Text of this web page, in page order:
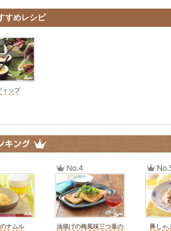
すめレシピ
ィップ
ナムル
油揚げの梅風味三つ葉の
豚しゃ